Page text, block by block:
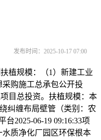
发布时间：2025-10-17 07:00
植规模：（1）新建工业
购施工总承包公开投
目总投资。扶植规模：本
纠缠布局壁管（类别：农
2025-06-19 09:16:33项
水质净化厂园区环保根本